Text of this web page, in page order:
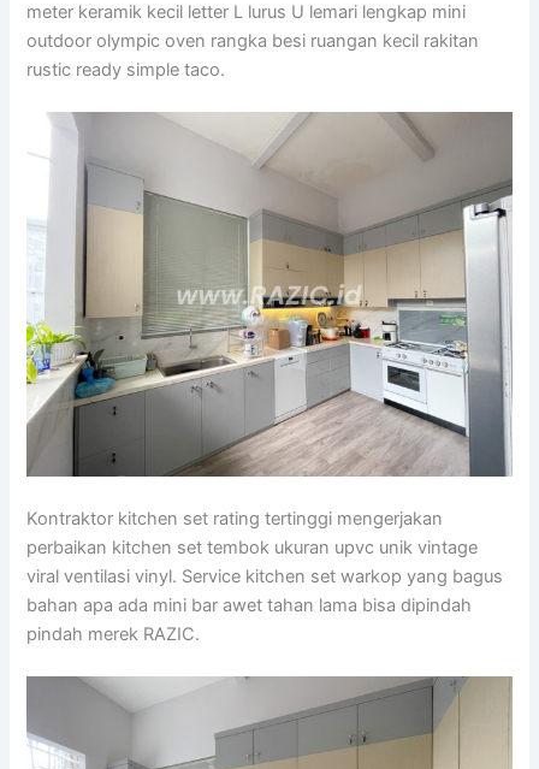
meter keramik kecil letter L lurus U lemari lengkap mini
outdoor olympic oven rangka besi ruangan kecil rakitan
rustic ready simple taco.
Kontraktor kitchen set rating tertinggi mengerjakan
perbaikan kitchen set tembok ukuran upvc unik vintage
viral ventilasi vinyl. Service kitchen set warkop yang bagus
bahan apa ada mini bar awet tahan lama bisa dipindah
pindah merek RAZIC.